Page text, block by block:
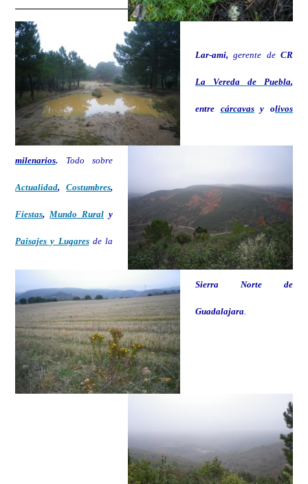
Lar-ami,gerente deCR
La Vereda de Puebla,
entre cárcavasy olivos
milenarios. Todo sobre
Actualidad, Costumbres,
Fiestas, Mundo Rural y
Paisajes y Lugares de la
Sierra Norte de
Guadalajara.